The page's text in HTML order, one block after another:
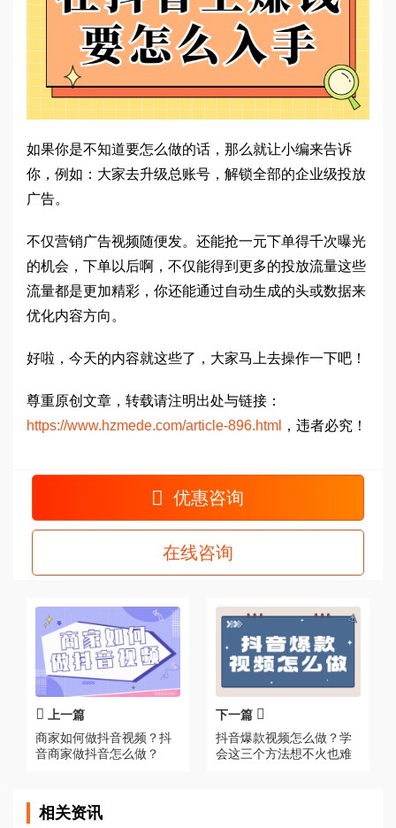
如果你是不知道要怎么做的话，那么就让小编来告诉
你，例如：大家去升级总账号，解锁全部的企业级投放
广告。
不仅营销广告视频随便发。还能抢一元下单得千次曝光
的机会，下单以后啊，不仅能得到更多的投放流量这些
流量都是更加精彩，你还能通过自动生成的头或数据来
优化内容方向。
好啦，今天的内容就这些了，大家马上去操作一下吧！
尊重原创文章，转载请注明出处与链接：
https://www.hzmede.com/article-896.html
，违者必究！
优惠咨询
在线咨询
上一篇
商家如何做抖音视频？抖
音商家做抖音怎么做？
下一篇
抖音爆款视频怎么做？学
会这三个方法想不火也难
相关资讯